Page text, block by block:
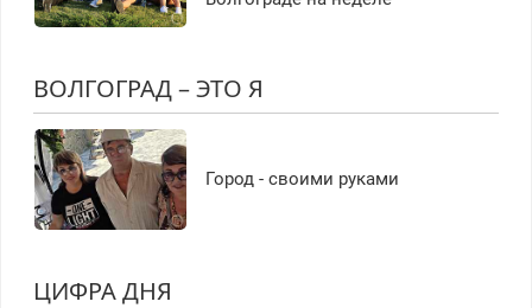
ВОЛГОГРАД – ЭТО Я
Город - своими руками
ЦИФРА ДНЯ